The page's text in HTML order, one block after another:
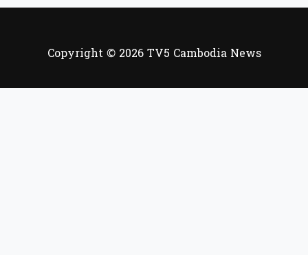
Copyright © 2026 TV5 Cambodia News